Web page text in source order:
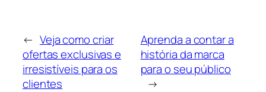
← Veja como criar
ofertas exclusivas e
irresistíveis para os
clientes
Aprenda a contar a
história da marca
para o seu público
→